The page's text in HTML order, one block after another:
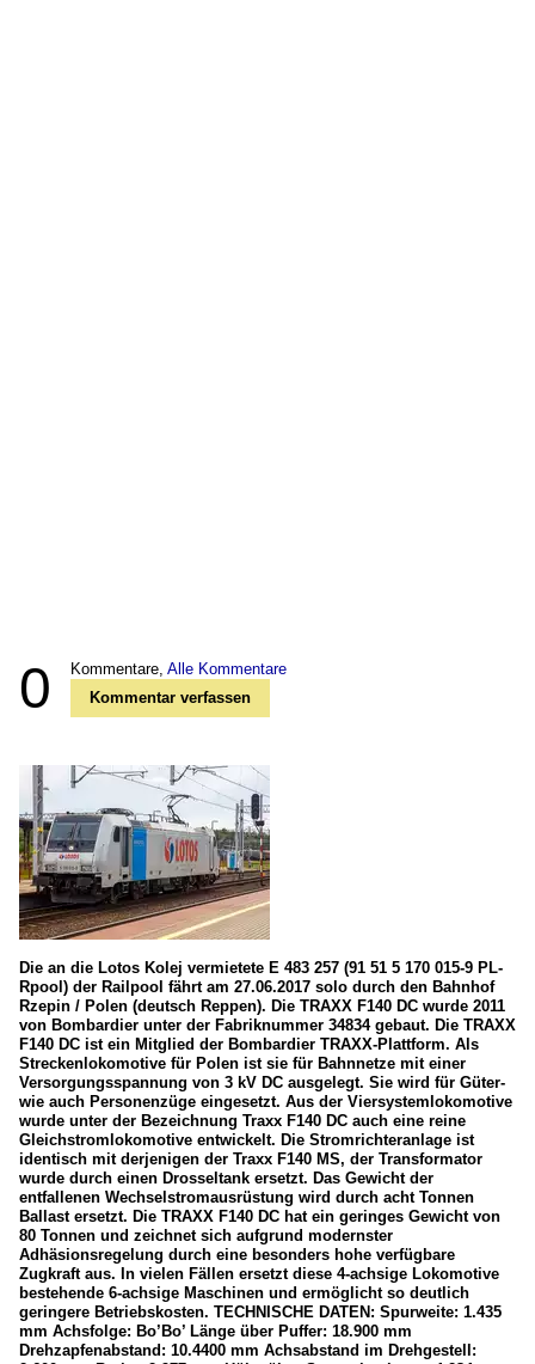
0 Kommentare, Alle Kommentare
Kommentar verfassen
Die an die Lotos Kolej vermietete E 483 257 (91 51 5 170 015-9 PL-
Rpool) der Railpool fährt am 27.06.2017 solo durch den Bahnhof
Rzepin / Polen (deutsch Reppen). Die TRAXX F140 DC wurde 2011
von Bombardier unter der Fabriknummer 34834 gebaut. Die TRAXX
F140 DC ist ein Mitglied der Bombardier TRAXX-Plattform. Als
Streckenlokomotive für Polen ist sie für Bahnnetze mit einer
Versorgungsspannung von 3 kV DC ausgelegt. Sie wird für Güter-
wie auch Personenzüge eingesetzt. Aus der Viersystemlokomotive
wurde unter der Bezeichnung Traxx F140 DC auch eine reine
Gleichstromlokomotive entwickelt. Die Stromrichteranlage ist
identisch mit derjenigen der Traxx F140 MS, der Transformator
wurde durch einen Drosseltank ersetzt. Das Gewicht der
entfallenen Wechselstromausrüstung wird durch acht Tonnen
Ballast ersetzt. Die TRAXX F140 DC hat ein geringes Gewicht von
80 Tonnen und zeichnet sich aufgrund modernster
Adhäsionsregelung durch eine besonders hohe verfügbare
Zugkraft aus. In vielen Fällen ersetzt diese 4-achsige Lokomotive
bestehende 6-achsige Maschinen und ermöglicht so deutlich
geringere Betriebskosten. TECHNISCHE DATEN: Spurweite: 1.435
mm Achsfolge: Bo’Bo’ Länge über Puffer: 18.900 mm
Drehzapfenabstand: 10.4400 mm Achsabstand im Drehgestell: